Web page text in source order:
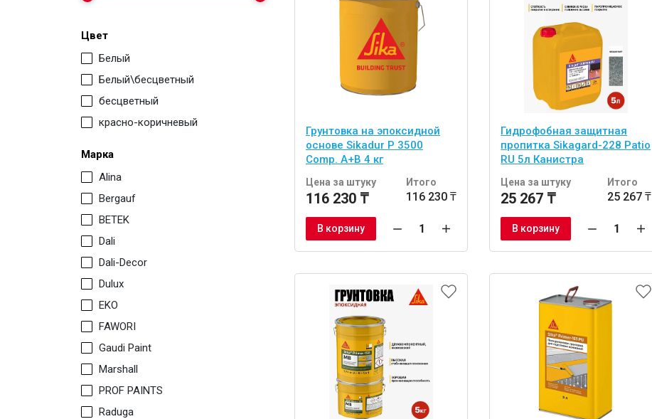
Цвет
Белый
Белый\бесцветный
бесцветный
красно-коричневый
Марка
Alina
Bergauf
BETEK
Dali
Dali-Decor
Dulux
EKO
FAWORI
Gaudi Paint
Marshall
PROF PAINTS
Raduga
Грунтовка на эпоксидной
основе Sikadur P 3500
Comp. A+B 4 кг
Цена за штуку
116 230 ₸
Итого
116 230 ₸
В корзину
Гидрофобная защитная
пропитка Sikagard-228 Patio
RU 5л Канистра
Цена за штуку
25 267 ₸
Итого
25 267 ₸
В корзину
работ
Ещё 2
Крепежи
Монтажные ленты
Канаты, шнуры
Всё для дома и сада
Товары для бани и сауны
Оборудование для клининга и уборки